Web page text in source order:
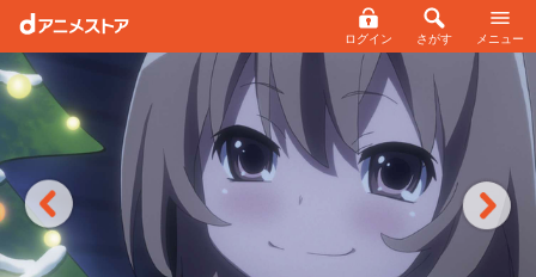
ログイン さがす メニュー